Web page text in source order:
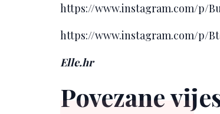
https://www.instagram.com/p/
https://www.instagram.com/p/
Elle.hr
Povezane